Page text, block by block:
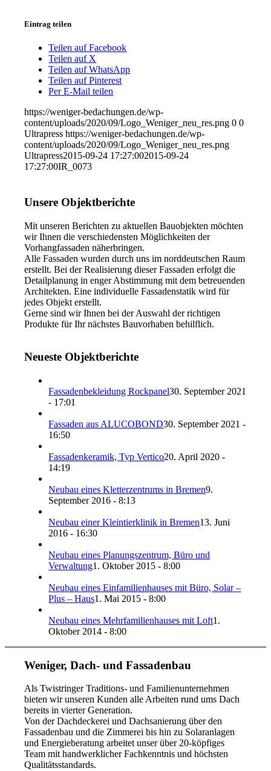
Eintrag teilen
Teilen auf Facebook
Teilen auf X
Teilen auf WhatsApp
Teilen auf Pinterest
Per E-Mail teilen
https://weniger-bedachungen.de/wp-
content/uploads/2020/09/Logo_Weniger_neu_res.png 0 0
Ultrapress https://weniger-bedachungen.de/wp-
content/uploads/2020/09/Logo_Weniger_neu_res.png
Ultrapress2015-09-24 17:27:002015-09-24
17:27:00IR_0073
Unsere Objektberichte
Mit unseren Berichten zu aktuellen Bauobjekten möchten
wir Ihnen die verschiedensten Möglichkeiten der
Vorhangfassaden näherbringen.
Alle Fassaden wurden durch uns im norddeutschen Raum
erstellt. Bei der Realisierung dieser Fassaden erfolgt die
Detailplanung in enger Abstimmung mit dem betreuenden
Architekten. Eine individuelle Fassadenstatik wird für
jedes Objekt erstellt.
Gerne sind wir Ihnen bei der Auswahl der richtigen
Produkte für Ihr nächstes Bauvorhaben behilflich.
Neueste Objektberichte
Fassadenbekleidung Rockpanel30. September 2021
- 17:01
Fassaden aus ALUCOBOND30. September 2021 -
16:50
Fassadenkeramik, Typ Vertico20. April 2020 -
14:19
Neubau eines Kletterzentrums in Bremen9.
September 2016 - 8:13
Neubau einer Kleintierklinik in Bremen13. Juni
2016 - 16:30
Neubau eines Planungszentrum, Büro und
Verwaltung1. Oktober 2015 - 8:00
Neubau eines Einfamilienhauses mit Büro, Solar –
Plus – Haus1. Mai 2015 - 8:00
Neubau eines Mehrfamilienhauses mit Loft1.
Oktober 2014 - 8:00
Weniger, Dach- und Fassadenbau
Als Twistringer Traditions- und Familienunternehmen
bieten wir unseren Kunden alle Arbeiten rund ums Dach
bereits in vierter Generation.
Von der Dachdeckerei und Dachsanierung über den
Fassadenbau und die Zimmerei bis hin zu Solaranlagen
und Energieberatung arbeitet unser über 20-köpfiges
Team mit handwerklicher Fachkenntnis und höchsten
Qualitätsstandards.